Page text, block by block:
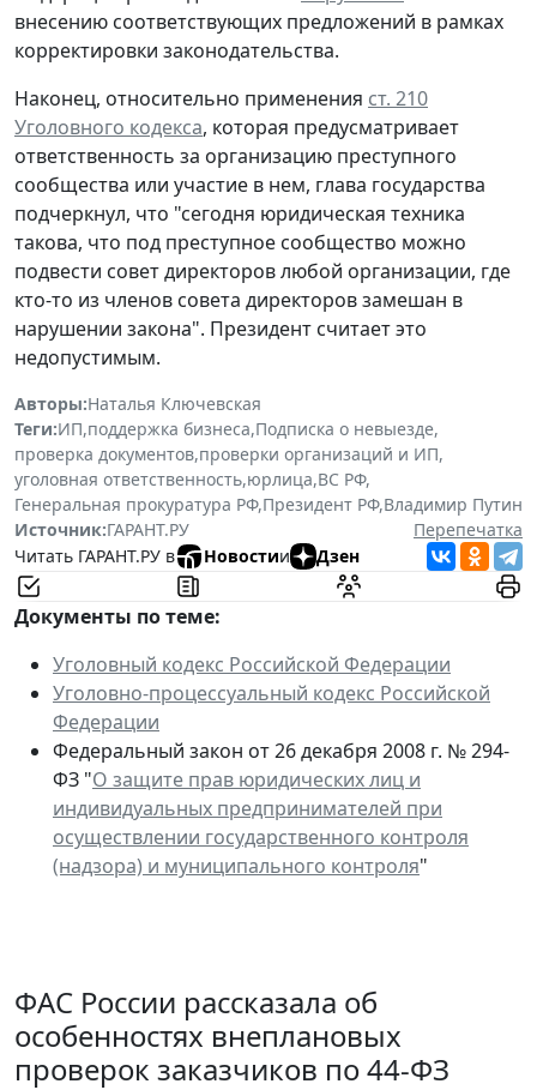
внесению соответствующих предложений в рамках
корректировки законодательства.
Наконец, относительно применения ст. 210
Уголовного кодекса, которая предусматривает
ответственность за организацию преступного
сообщества или участие в нем, глава государства
подчеркнул, что "сегодня юридическая техника
такова, что под преступное сообщество можно
подвести совет директоров любой организации, где
кто-то из членов совета директоров замешан в
нарушении закона". Президент считает это
недопустимым.
Авторы:Наталья Ключевская
Теги:ИП,поддержка бизнеса,Подписка о невыезде,
проверка документов,проверки организаций и ИП,
уголовная ответственность,юрлица,ВС РФ,
Генеральная прокуратура РФ,Президент РФ,Владимир Путин
Источник:ГАРАНТ.РУ
Перепечатка
Читать ГАРАНТ.РУ в
Новостии Дзен
Документы по теме:
Уголовный кодекс Российской Федерации
Уголовно-процессуальный кодекс Российской
Федерации
Федеральный закон от 26 декабря 2008 г. № 294-
ФЗ "О защите прав юридических лиц и
индивидуальных предпринимателей при
осуществлении государственного контроля
(надзора) и муниципального контроля"
ФАС России рассказала об
особенностях внеплановых
проверок заказчиков по 44-ФЗ